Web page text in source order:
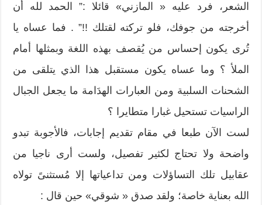
الشعر، فرد عليه « المازني» قائلا :” الحمد لله أن
أخرجته من جوفك، فلو تركته لقتلك !!” . فما عساه يا
تُرى يكون إحساس من يُقصف بهذه اللغة وبمثلها أمام
الملأ ؟ وما عساه يكون مستقبل هذا الذي يتلقى من
الشحنات السلبية ومن العبارات الهدَامة ما يجعل الجبال
الراسيات تستحيل غبارا متطايرا ؟
لست الآن طبعا في مقام تقديم إجابات، فالأجوبة تبدو
واضحة ولا تحتاج لكثير تفصيل، ولست أرى ناجيا من
عقابيل تلك التساؤلات ومن تداعياتها إلا مُستثنىً تولاه
الله بعناية خاصة؛ ولقد صدق « شوقي» حين قال :